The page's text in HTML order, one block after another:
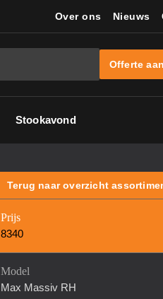
Over ons Nieuws
Offerte
Stookavond
Terug naar overzicht
Prijs
8340
Model
Max Massiv RH